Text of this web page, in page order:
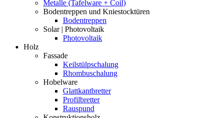
Metalle (Tafelware + Coil)
Bodentreppen und Kniestocktüren
Bodentreppen
Solar | Photovoltaik
Photovoltaik
Holz
Fassade
Keilstülpschalung
Rhombuschalung
Hobelware
Glattkantbretter
Profilbretter
Rauspund